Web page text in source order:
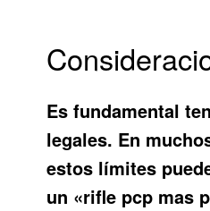
Es fundamental
legales. En
estos límites
un «rifle pcp mas